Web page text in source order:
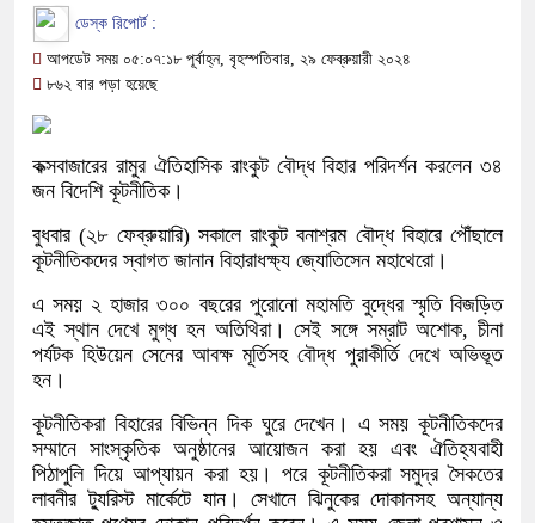
ডেস্ক রিপোর্ট :
আপডেট সময় ০৫:০৭:১৮ পূর্বাহ্ন, বৃহস্পতিবার, ২৯ ফেব্রুয়ারী ২০২৪
৮৬২ বার পড়া হয়েছে
কক্সবাজারের রামুর ঐতিহাসিক রাংকুট বৌদ্ধ বিহার পরিদর্শন করলেন ৩৪
জন বিদেশি কূটনীতিক।
বুধবার (২৮ ফেব্রুয়ারি) সকালে রাংকুট বনাশ্রম বৌদ্ধ বিহারে পৌঁছালে
কূটনীতিকদের স্বাগত জানান বিহারাধক্ষ্য জ্যোতিসেন মহাথেরো।
এ সময় ২ হাজার ৩০০ বছরের পুরোনো মহামতি বুদ্ধের স্মৃতি বিজড়িত
এই স্থান দেখে মুগ্ধ হন অতিথিরা। সেই সঙ্গে সম্রাট অশোক, চীনা
পর্যটক হিউয়েন সেনের আবক্ষ মূর্তিসহ বৌদ্ধ পুরাকীর্তি দেখে অভিভূত
হন।
কূটনীতিকরা বিহারের বিভিন্ন দিক ঘুরে দেখেন। এ সময় কূটনীতিকদের
সম্মানে সাংস্কৃতিক অনুষ্ঠানের আয়োজন করা হয় এবং ঐতিহ্যবাহী
পিঠাপুলি দিয়ে আপ্যায়ন করা হয়। পরে কূটনীতিকরা সমুদ্র সৈকতের
লাবনীর ট্যুরিস্ট মার্কেটে যান। সেখানে ঝিনুকের দোকানসহ অন্যান্য